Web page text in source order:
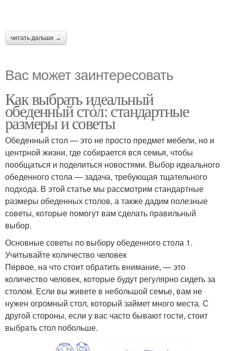
читать дальше →
Вас может заинтересовать
Как выбрать идеальный
обеденный стол: стандартные
размеры и советы
Обеденный стол — это не просто предмет мебели, но и
центрной жизни, где собирается вся семья, чтобы
пообщаться и поделиться новостями. Выбор идеального
обеденного стола — задача, требующая тщательного
подхода. В этой статье мы рассмотрим стандартные
размеры обеденных столов, а также дадим полезные
советы, которые помогут вам сделать правильный
выбор.
Основные советы по выбору обеденного стола 1.
Учитывайте количество человек
Первое, на что стоит обратить внимание, — это
количество человек, которые будут регулярно сидеть за
столом. Если вы живете в небольшой семье, вам не
нужен огромный стол, который займет много места. С
другой стороны, если у вас часто бывают гости, стоит
выбрать стол побольше.